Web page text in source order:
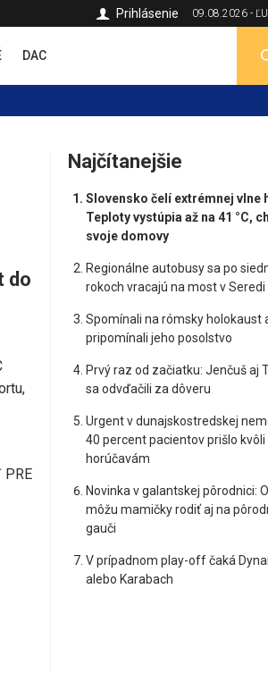
09.08.2026 -
Prihlásenie
DAC
do
PRE
Najčítanejšie
Slovensko čelí extrémnej vlne
Teploty vystúpia až na 41 °C,
svoje domovy
Regionálne autobusy sa po
rokoch vracajú na most v Seredi
Spomínali na rómsky holokaust
pripomínali jeho posolstvo
Prvý raz od začiatku: Jenčuš aj
sa odvďačili za dôveru
Urgent v dunajskostredskej
40 percent pacientov prišlo kvôli
horúčavám
Novinka v galantskej pôrodnici:
môžu mamičky rodiť aj na
gauči
V prípadnom play-off čaká
alebo Karabach